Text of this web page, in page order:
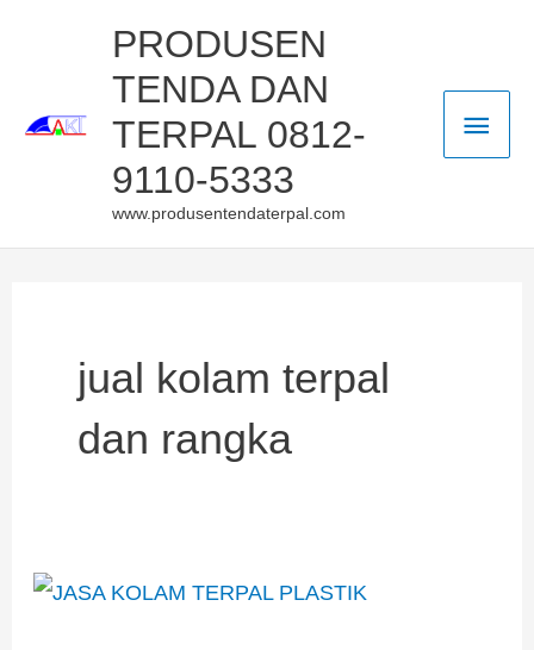
PRODUSEN
TENDA DAN
TERPAL 0812-
9110-5333
www.produsentendaterpal.com
jual kolam terpal
dan rangka
JASA